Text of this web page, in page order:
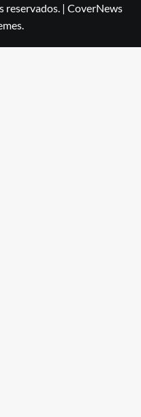
reservados. | CoverNews